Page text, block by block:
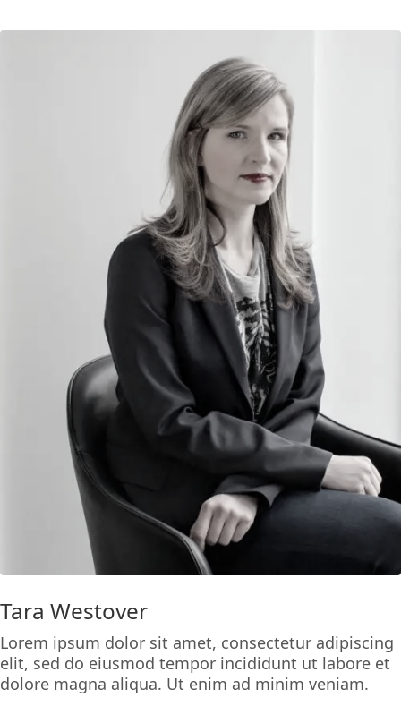
Tara Westover
Lorem ipsum dolor sit amet, consectetur adipiscing
elit, sed do eiusmod tempor incididunt ut labore et
dolore magna aliqua. Ut enim ad minim veniam.